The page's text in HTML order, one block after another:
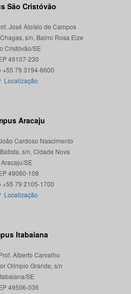
São Cristóvão
José Aloísio de Campos
s/n, Bairro Rosa Elze
Cristóvão/SE
49107-230
Localização
Aracaju
Cardoso Nascimento
s/n, Cidade Nova
Aracaju/SE
49060-108
Localização
Itabaiana
Alberto Carvalho
Olímpio Grande, s/n
SE
49506-036